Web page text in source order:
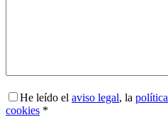
He leído el aviso legal, la
cookies *